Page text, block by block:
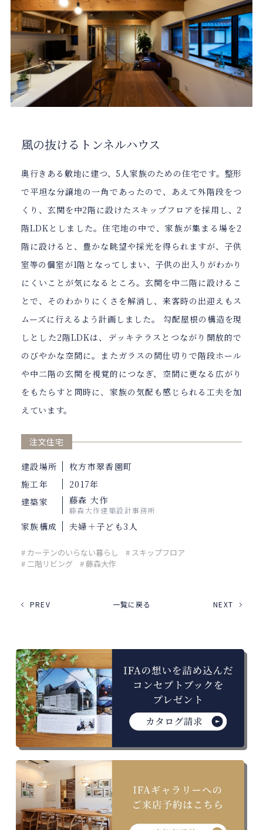
風の抜けるトンネルハウス
奥行きある敷地に建つ、5人家族のための住宅です。整形
で平坦な分譲地の一角であったので、あえて外階段をつ
くり、玄関を中2階に設けたスキップフロアを採用し、2
階LDKとしました。住宅地の中で、家族が集まる場を2
階に設けると、豊かな眺望や採光を得られますが、子供
室等の個室が1階となってしまい、子供の出入りがわかり
にくいことが気になるところ。玄関を中二階に設けるこ
とで、そのわかりにくさを解消し、来客時の出迎えもス
ムーズに行えるよう計画しました。 勾配屋根の構造を現
しとした2階LDKは、デッキテラスとつながり開放的で
のびやかな空間に。またガラスの間仕切りで階段ホール
や中二階の玄関を視覚的につなぎ、空間に更なる広がり
をもたらすと同時に、家族の気配も感じられる工夫を加
えています。
注文住宅
建設場所
枚方市翠香園町
施工年
2017年
建築家
藤森 大作
藤森大作建築設計事務所
家族構成 夫婦＋子ども3人
# カーテンのいらない暮らし
# スキップフロア
# 二階リビング
# 藤森大作
PREV 一覧に戻る NEXT